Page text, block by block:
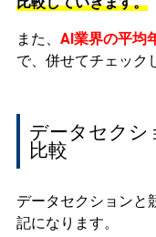
また、 AI業界の平均
で、併せてチェック
データセクシ
比較
データセクションと
記になります。